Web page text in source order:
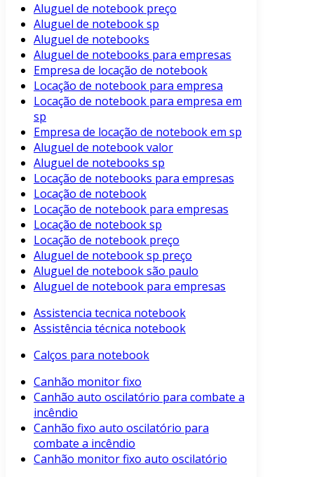
Aluguel de notebook preço
Aluguel de notebook sp
Aluguel de notebooks
Aluguel de notebooks para empresas
Empresa de locação de notebook
Locação de notebook para empresa
Locação de notebook para empresa em
sp
Empresa de locação de notebook em sp
Aluguel de notebook valor
Aluguel de notebooks sp
Locação de notebooks para empresas
Locação de notebook
Locação de notebook para empresas
Locação de notebook sp
Locação de notebook preço
Aluguel de notebook sp preço
Aluguel de notebook são paulo
Aluguel de notebook para empresas
Assistencia tecnica notebook
Assistência técnica notebook
Calços para notebook
Canhão monitor fixo
Canhão auto oscilatório para combate a
incêndio
Canhão fixo auto oscilatório para
combate a incêndio
Canhão monitor fixo auto oscilatório